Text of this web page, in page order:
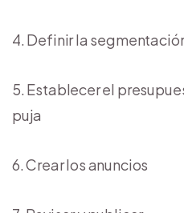
Definir la
Establecer el
puja
Crear los anuncios